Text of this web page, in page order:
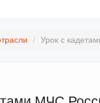
Урок с